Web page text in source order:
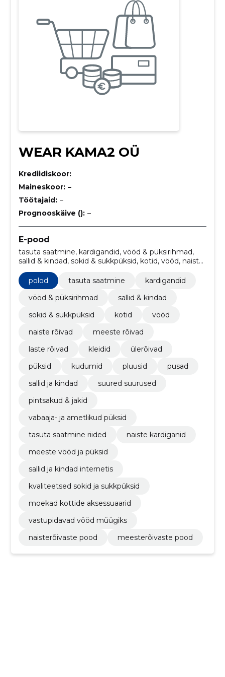
WEAR KAMA2 OÜ
Krediidiskoor:
Maineskoor: –
Töötajaid: –
Prognooskäive (): –
E-pood
tasuta saatmine, kardigandid, vööd & püksirihmad,
sallid & kindad, sokid & sukkpüksid, kotid, vööd, naiste
rõivad, meeste rõivad, laste rõivad
polod
tasuta saatmine
kardigandid
vööd & püksirihmad
sallid & kindad
sokid & sukkpüksid
kotid
vööd
naiste rõivad
meeste rõivad
laste rõivad
kleidid
ülerõivad
püksid
kudumid pluusid
pusad
sallid ja kindad
suured suurused
pintsakud & jakid
vabaaja- ja ametlikud püksid
tasuta saatmine riided
naiste kardiganid
meeste vööd ja püksid
sallid ja kindad internetis
kvaliteetsed sokid ja sukkpüksid
moekad kottide aksessuaarid
vastupidavad vööd müügiks
naisterõivaste pood
meesterõivaste pood